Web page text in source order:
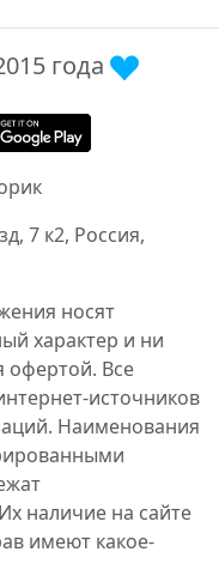
года
7 к2, Россия,
носят
характер и ни
офертой. Все
источников
Наименования
наличие на сайте
имеют какое-